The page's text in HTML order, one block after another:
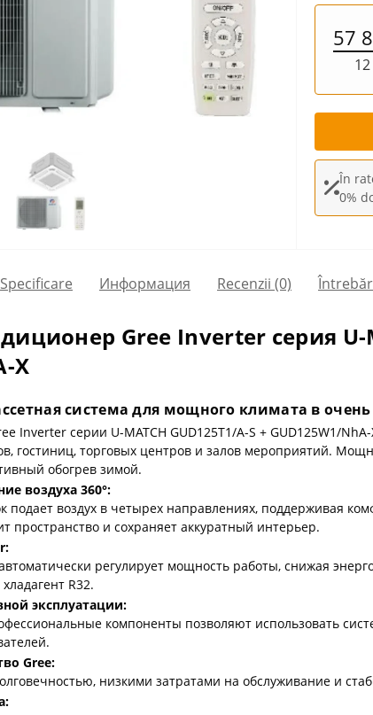
57
12
În
0%
Specificare Информация Recenzii (0)
Gree Inverter серия U-
X
система для мощного климата в
Inverter серии U-MATCH GUD125T1/A-S + GUD125W1/
гостиниц, торговых центров и залов мероприятий.
обогрев зимой.
воздуха 360°:
подает воздух в четырех направлениях, поддерживая
пространство и сохраняет аккуратный интерьер.
регулирует мощность работы, снижая
R32.
эксплуатации:
компоненты позволяют использовать
Gree:
низкими затратами на обслуживание и